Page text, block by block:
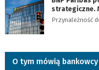
strategiczne.
Przynależność
O tym mówią bankowcy